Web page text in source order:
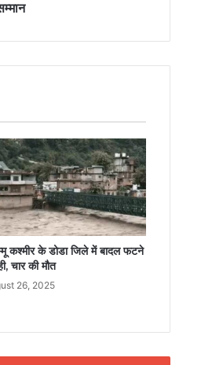
कश्मीर के डोडा जिले में बादल फटने
चार की मौत
26, 2025